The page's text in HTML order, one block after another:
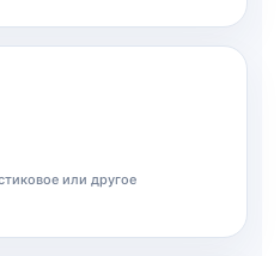
или другое